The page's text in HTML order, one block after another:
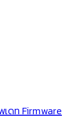
ดท Firmware